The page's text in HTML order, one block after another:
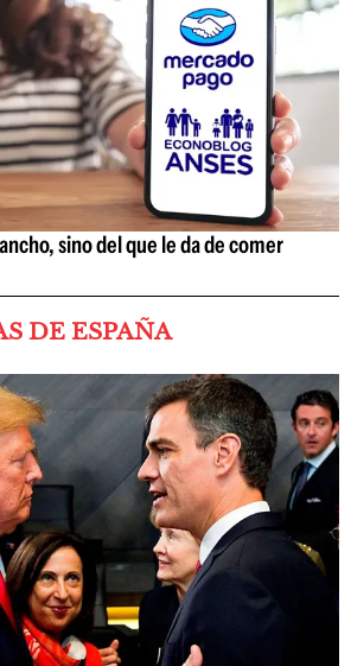
sino del que le da de comer
DE ESPAÑA